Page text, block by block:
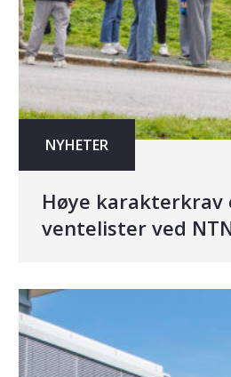
NYHETER
Høye karakterkrav
ventelister ved